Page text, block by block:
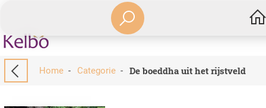
Home- Categorie- De boeddha uit het rijstveld